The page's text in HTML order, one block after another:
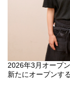
2026年3月オープ
新たにオープンす